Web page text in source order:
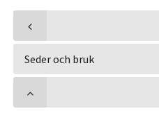
Seder och bruk